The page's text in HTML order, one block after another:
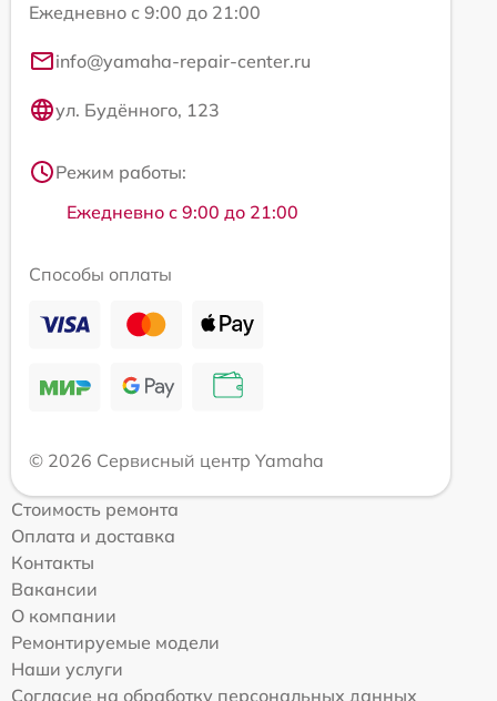
Ежедневно с 9:00 до 21:00
info@yamaha-repair-center.ru
ул. Будённого, 123
Режим работы:
Ежедневно с 9:00 до 21:00
Способы оплаты
© 2026 Сервисный центр Yamaha
Стоимость ремонта
Оплата и доставка
Контакты
Вакансии
О компании
Ремонтируемые модели
Наши услуги
Согласие на обработку персональных данных